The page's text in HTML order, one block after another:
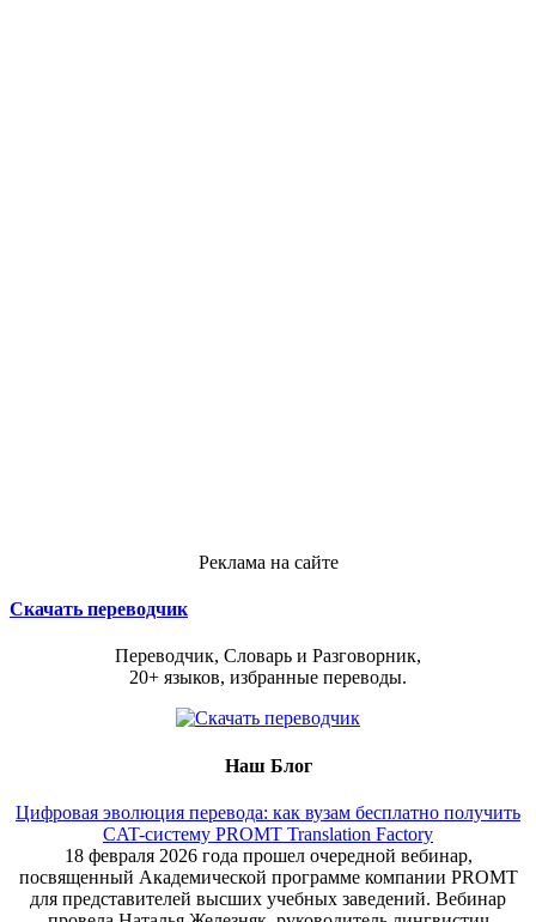
Реклама на сайте
Скачать переводчик
Переводчик, Словарь и Разговорник,
20+ языков, избранные переводы.
Наш Блог
Цифровая эволюция перевода: как вузам бесплатно получить
CAT-систему PROMT Translation Factory
18 февраля 2026 года прошел очередной вебинар,
посвященный Академической программе компании PROMT
для представителей высших учебных заведений. Вебинар